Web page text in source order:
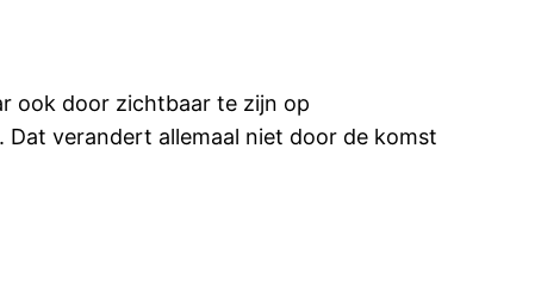
ook door zichtbaar te zijn op
verandert allemaal niet door de komst